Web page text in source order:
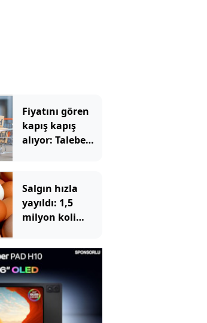
Fiyatını gören
kapış kapış
alıyor: Talebe
Salgın hızla
yayıldı: 1,5
milyon koli
toplatıldı